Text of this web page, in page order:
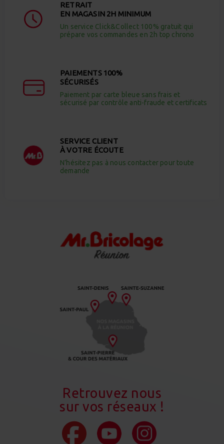
RETRAIT
EN MAGASIN 2H MINIMUM
Un service Click&Collect 100% gratuit qui
prépare vos commandes en 2h top chrono
PAIEMENTS 100%
SÉCURISÉS
Paiement par carte bleue sans frais et
sécurisé par contrôle anti-fraude et certificats
SERVICE CLIENT
À VOTRE ÉCOUTE
N’hésitez pas à nous contacter pour toute
demande
Retrouvez nous
sur vos réseaux !